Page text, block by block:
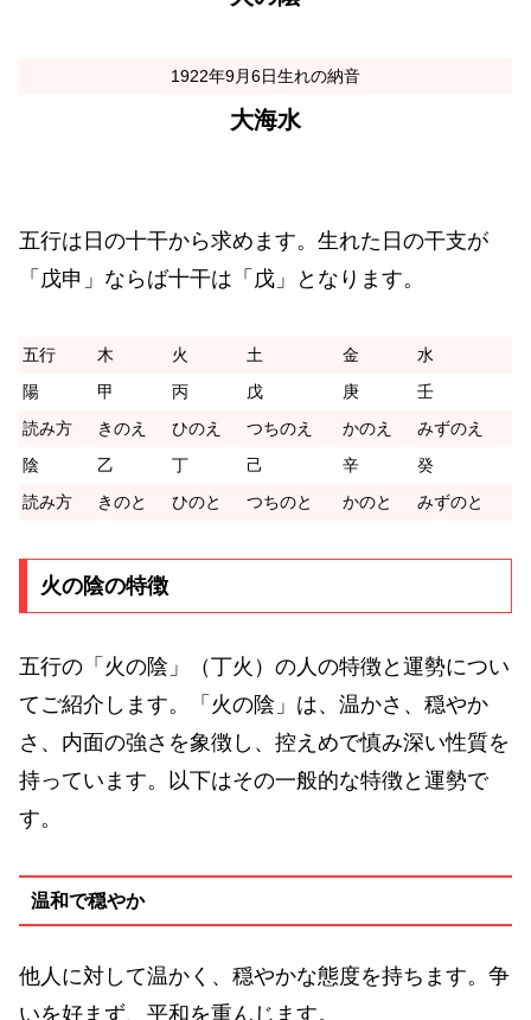
1922年9月6日生れの納音
大海水
五行は日の十干から求めます。生れた日の干支が
「戊申」ならば十干は「戊」となります。
五行 木 火 土 金
水
陽
甲 丙 戊 庚
壬
読み方
きのえ ひのえ つちのえ かのえ
みずのえ
陰
乙 丁 己 辛
癸
読み方
きのと ひのと つちのと かのと みずのと
火の陰の特徴
五行の「火の陰」（丁火）の人の特徴と運勢につい
てご紹介します。「火の陰」は、温かさ、穏やか
さ、内面の強さを象徴し、控えめで慎み深い性質を
持っています。以下はその一般的な特徴と運勢で
す。
温和で穏やか
他人に対して温かく、穏やかな態度を持ちます。争
いを好まず、平和を重んじます。